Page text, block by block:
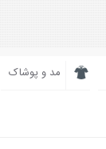
مد و پوشاک